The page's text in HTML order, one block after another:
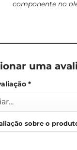
componente no
uma
*
sobre o